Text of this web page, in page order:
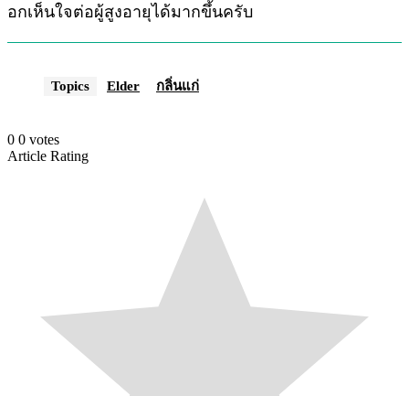
อกเห็นใจต่อผู้สูงอายุได้มากขึ้นครับ
Topics Elder กลิ่นแก่
0 0 votes
Article Rating